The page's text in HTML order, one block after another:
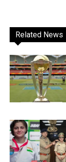
Related News